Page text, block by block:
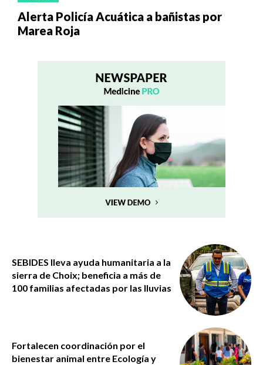
Alerta Policía Acuática a bañistas por
Marea Roja
SEBIDES lleva ayuda humanitaria a la
sierra de Choix; beneficia a más de
100 familias afectadas por las lluvias
Fortalecen coordinación por el
bienestar animal entre Ecología y